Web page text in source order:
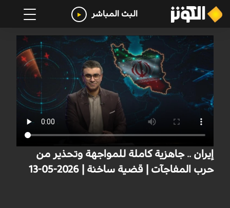
البث المباشر
إيران .. جاهزية كاملة للمواجهة وتحذير من
حرب المفاجآت | قضية ساخنة | 2026-05-13